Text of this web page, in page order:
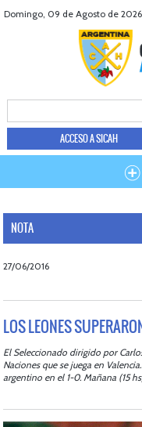
Domingo, 09 de Agosto de 2026
ACCESO A SICAH
NOTA
27/06/2016
LOS LEONES
El Seleccionado dirigido por
Naciones que se juega en
argentino en el 1-0. Mañana (15